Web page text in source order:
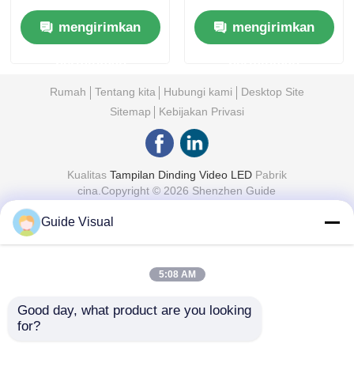
untuk Pameran dan
Pertunjukan Dalam
Ruangan
mengirimkan
Acara Luar Ruangan
110V 1000nits
mengirimkan
Rumah Tentang kita Hubungi kami
Desktop Site
Sitemap
Kebijakan Privasi
Kualitas Tampilan Dinding Video LEDPabrik
cina.Copyright © 2026 Shenzhen Guide
Guide Visual
5:08 AM
Good day, what product are you looking
for?